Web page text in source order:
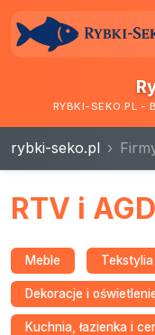
RYBKI-SEKO.PL -
rybki-seko.pl
RTV i AGD
Meble
Dekoracje i
Kuchnia, łazienka i